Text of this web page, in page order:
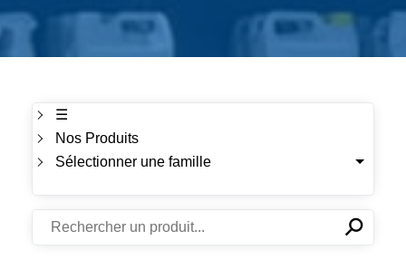
☰
Nos Produits
Sélectionner une famille
✕⚲